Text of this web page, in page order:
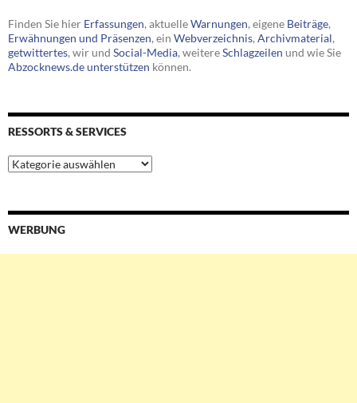
Finden Sie hier Erfassungen, aktuelleWarnungen, eigene Beiträge,
Erwähnungen und Präsenzen, ein Webverzeichnis, Archivmaterial,
getwittertes, wir und Social-Media, weitereSchlagzeilen und wie Sie
Abzocknews.de unterstützen können.
RESSORTS & SERVICES
Ressorts
&
WERBUNG